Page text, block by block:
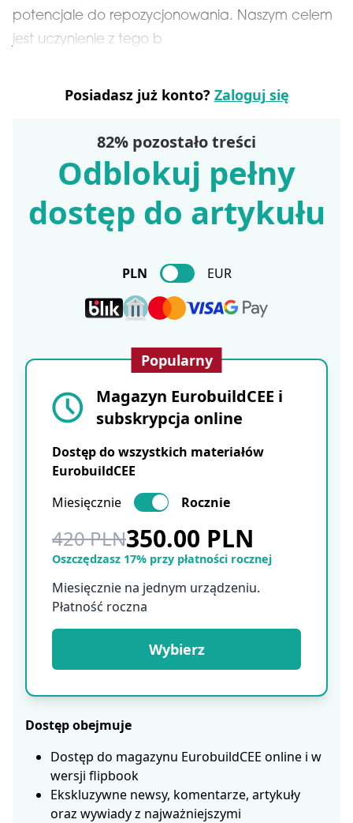
potencjale do repozycjonowania. Naszym celem
jest uczynienie z tego b
Posiadasz już konto? Zaloguj się
82% pozostało treści
Odblokuj pełny
dostęp do artykułu
PLN EUR
Popularny
Magazyn EurobuildCEE i
subskrypcja online
Dostęp do wszystkich materiałów
EurobuildCEE
Miesięcznie
Rocznie
420 PLN350.00 PLN
Oszczędzasz 17% przy płatności rocznej
Miesięcznie na jednym urządzeniu.
Płatność roczna
Wybierz
Dostęp obejmuje
Dostęp do magazynu EurobuildCEE online i w
wersji flipbook
Ekskluzywne newsy, komentarze, artykuły
oraz wywiady z najważniejszymi